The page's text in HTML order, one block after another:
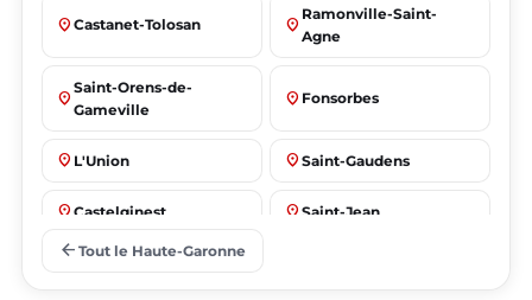
place Castanet-Tolosan place
Ramonville-Saint-
Agne
place
Saint-Orens-de-
Gameville
place Fonsorbes
place L'Union place Saint-Gaudens
place Castelginest place Saint-Jean
place Villeneuve-Tolosane
arrow_back Tout le Haute-Garonne